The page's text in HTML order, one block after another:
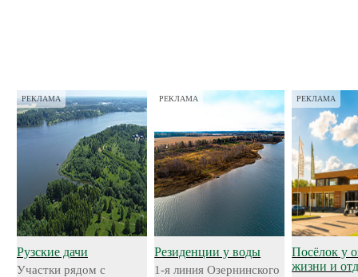
РЕКЛАМА
Рузские дачи
Участки рядом с
РЕКЛАМА
Резиденции у воды
1-я линия Озернинского
РЕКЛАМА
Посёлок у
жизни и